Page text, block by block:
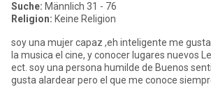
Suche: Männlich 31 - 76
Religion: Keine Religion
soy una mujer capaz ,eh inteligente me
la musica el cine, y conocer lugares nuevos Leer y ir de
ect. soy una persona humilde de Buenos
gusta alardear pero el que me conoce